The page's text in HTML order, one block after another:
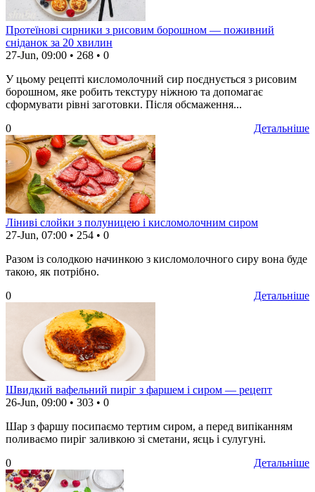
Протеїнові сирники з рисовим борошном — поживний
сніданок за 20 хвилин
27-Jun, 09:00 • 268 • 0
У цьому рецепті кисломолочний сир поєднується з рисовим
борошном, яке робить текстуру ніжною та допомагає
сформувати рівні заготовки. Після обсмаження...
Детальніше
0
Ліниві слойки з полуницею і кисломолочним сиром
27-Jun, 07:00 • 254 • 0
Разом із солодкою начинкою з кисломолочного сиру вона буде
такою, як потрібно.
Детальніше
0
Швидкий вафельний пиріг з фаршем і сиром — рецепт
26-Jun, 09:00 • 303 • 0
Шар з фаршу посипаємо тертим сиром, а перед випіканням
поливаємо пиріг заливкою зі сметани, яєць і сулугуні.
Детальніше
0